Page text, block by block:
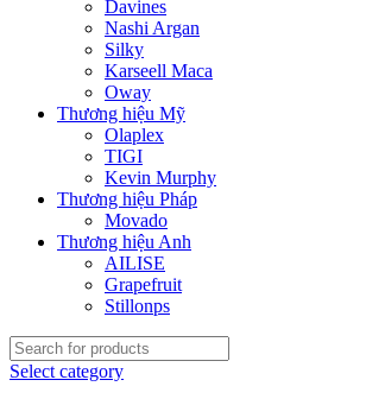
Davines
Nashi Argan
Silky
Karseell Maca
Oway
Thương hiệu Mỹ
Olaplex
TIGI
Kevin Murphy
Thương hiệu Pháp
Movado
Thương hiệu Anh
AILISE
Grapefruit
Stillonps
Select category